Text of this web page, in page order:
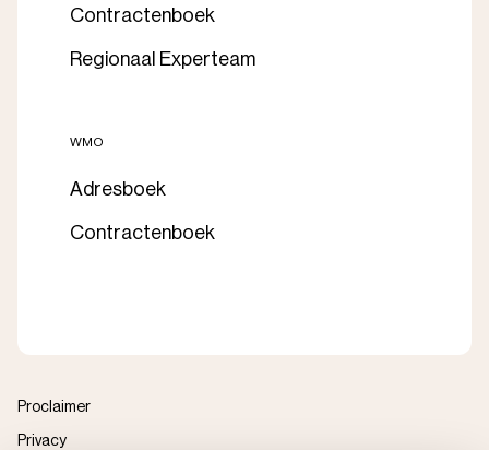
Contractenboek
Regionaal Experteam
WMO
Adresboek
Contractenboek
Proclaimer
Privacy